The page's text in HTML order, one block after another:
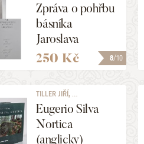
8/10
Zpráva o pohřbu
básníka
Jaroslava
Seiferta ve
fotografiích
Jaroslava
Krejčího
250 Kč
TILLER JIŘÍ, ...
Eugerio Silva
Nortica
(anglicky)